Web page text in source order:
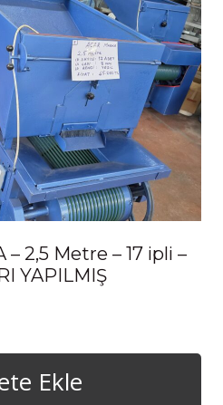
– 2,5 Metre – 17 ipli –
YAPILMIŞ
Ekle